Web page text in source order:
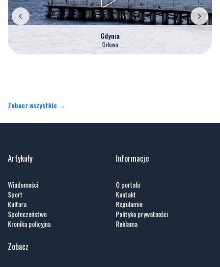
Gdynia
Orłowo
Zobacz wszystkie →
Artykuły
Wiadomości
Sport
Kultura
Społeczeństwo
Kronika policyjna
Informacje
O portalu
Kontakt
Regulamin
Polityka prywatności
Reklama
Zobacz